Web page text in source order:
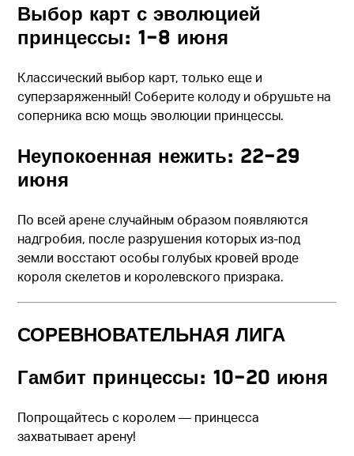
Выбор карт с эволюцией
принцессы: 1–8 июня
Классический выбор карт, только еще и
суперзаряженный! Соберите колоду и обрушьте на
соперника всю мощь эволюции принцессы.
Неупокоенная нежить: 22–29
июня
По всей арене случайным образом появляются
надгробия, после разрушения которых из-под
земли восстают особы голубых кровей вроде
короля скелетов и королевского призрака.
СОРЕВНОВАТЕЛЬНАЯ ЛИГА
Гамбит принцессы: 10–20 июня
Попрощайтесь с королем — принцесса
захватывает арену!